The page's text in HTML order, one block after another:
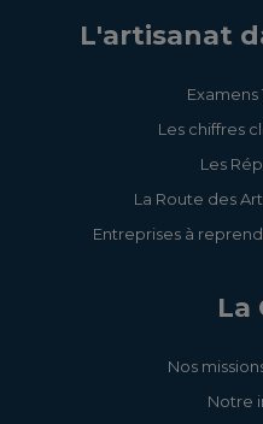
homme/
de prothèses
3.5.116 -
tube
3.5.143 -
la vérification
L'artisanat
Examens
Les chiffres
Les
La Route des
Entreprises à
La
Nos
Notre